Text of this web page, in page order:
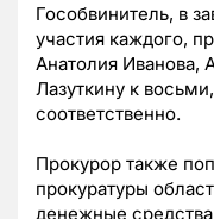
Гособвинитель, в
участия каждого,
Анатолия Иванова,
Лазуткину к
соответственно.
Прокурор также
прокуратуры
денежные